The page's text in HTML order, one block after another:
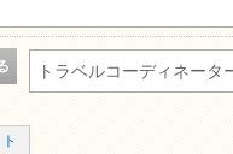
トラベルコーディネータ